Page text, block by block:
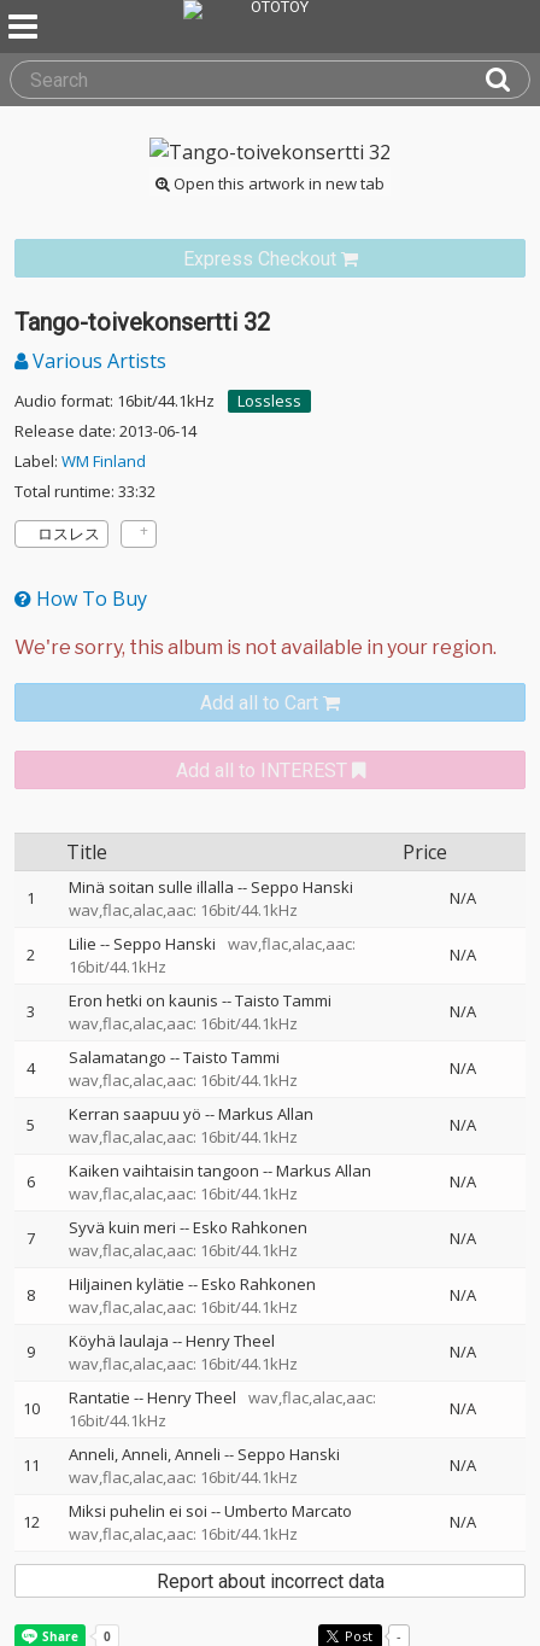
Open this artwork in new tab
Express Checkout
Tango-toivekonsertti 32
Various Artists
Audio format: 16bit/44.1kHz
Lossless
Release date: 2013-06-14
Label: WM Finland
Total runtime: 33:32
ロスレス
How To Buy
Add all to Cart
Add all to INTEREST
Title Price
1 Minä soitan sulle illalla -- Seppo Hanski
wav,flac,alac,aac: 16bit/44.1kHz
N/A
2 Lilie -- Seppo Hanski
wav,flac,alac,aac:
16bit/44.1kHz
N/A
3 Eron hetki on kaunis --Taisto Tammi
wav,flac,alac,aac: 16bit/44.1kHz
N/A
4 Salamatango --Taisto Tammi
wav,flac,alac,aac: 16bit/44.1kHz
N/A
5 Kerran saapuu yö --Markus Allan
wav,flac,alac,aac: 16bit/44.1kHz
N/A
6 Kaiken vaihtaisin tangoon --Markus Allan
wav,flac,alac,aac: 16bit/44.1kHz
N/A
7 Syvä kuin meri --Esko Rahkonen
wav,flac,alac,aac: 16bit/44.1kHz
N/A
8 Hiljainen kylätie --Esko Rahkonen
wav,flac,alac,aac: 16bit/44.1kHz
N/A
9 Köyhä laulaja --Henry Theel
wav,flac,alac,aac: 16bit/44.1kHz
N/A
10 Rantatie --Henry Theel
wav,flac,alac,aac:
16bit/44.1kHz
N/A
11 Anneli, Anneli, Anneli -- Seppo Hanski
wav,flac,alac,aac: 16bit/44.1kHz
N/A
12 Miksi puhelin ei soi --Umberto Marcato
wav,flac,alac,aac: 16bit/44.1kHz
N/A
Report about incorrect data
Post -